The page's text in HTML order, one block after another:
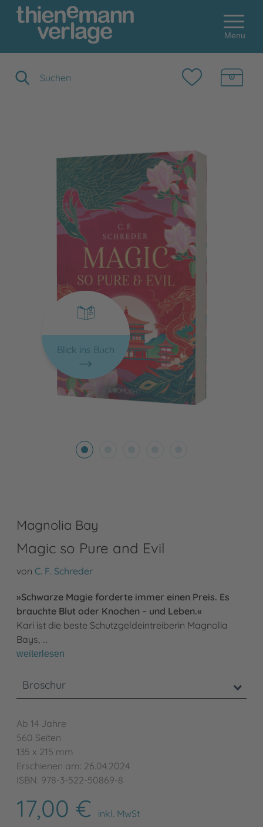
Menu
Blick ins Buch
Magnolia Bay
Magic so Pure and Evil
von C. F. Schreder
»Schwarze Magie forderte immer einen Preis. Es
brauchte Blut oder Knochen – und Leben.«
Kari ist die beste Schutzgeldeintreiberin Magnolia
Bays, …
weiterlesen
Broschur
Ab 14 Jahre
560 Seiten
135 x 215 mm
Erschienen am: 26.04.2024
ISBN: 978-3-522-50869-8
17,00 €
inkl. MwSt